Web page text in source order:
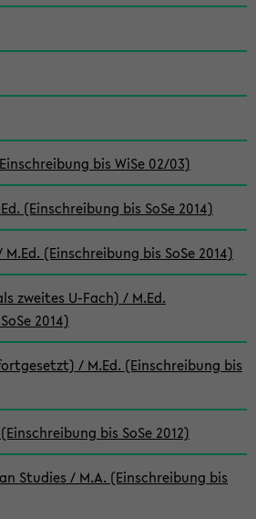
bis WiSe 02/03)
(Einschreibung bis SoSe 2014)
(Einschreibung bis SoSe 2014)
zweites U-Fach) / M.Ed.
2014)
/ M.Ed. (Einschreibung bis
bis SoSe 2012)
Studies / M.A. (Einschreibung bis